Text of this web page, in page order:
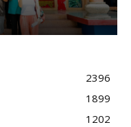
2396
1899
1202